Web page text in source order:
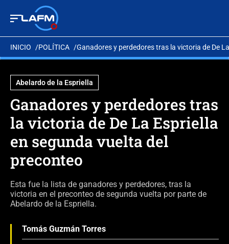
INICIO POLÍTICA Ganadores y perdedores tras la victoria de De
Abelardo de la Espriella
Ganadores y perdedores tras
la victoria de De La Espriella
en segunda vuelta del
preconteo
Esta fue la lista de ganadores y perdedores, tras la
victoria en el preconteo de segunda vuelta por parte de
Abelardo de la Espriella.
Tomás Guzmán Torres